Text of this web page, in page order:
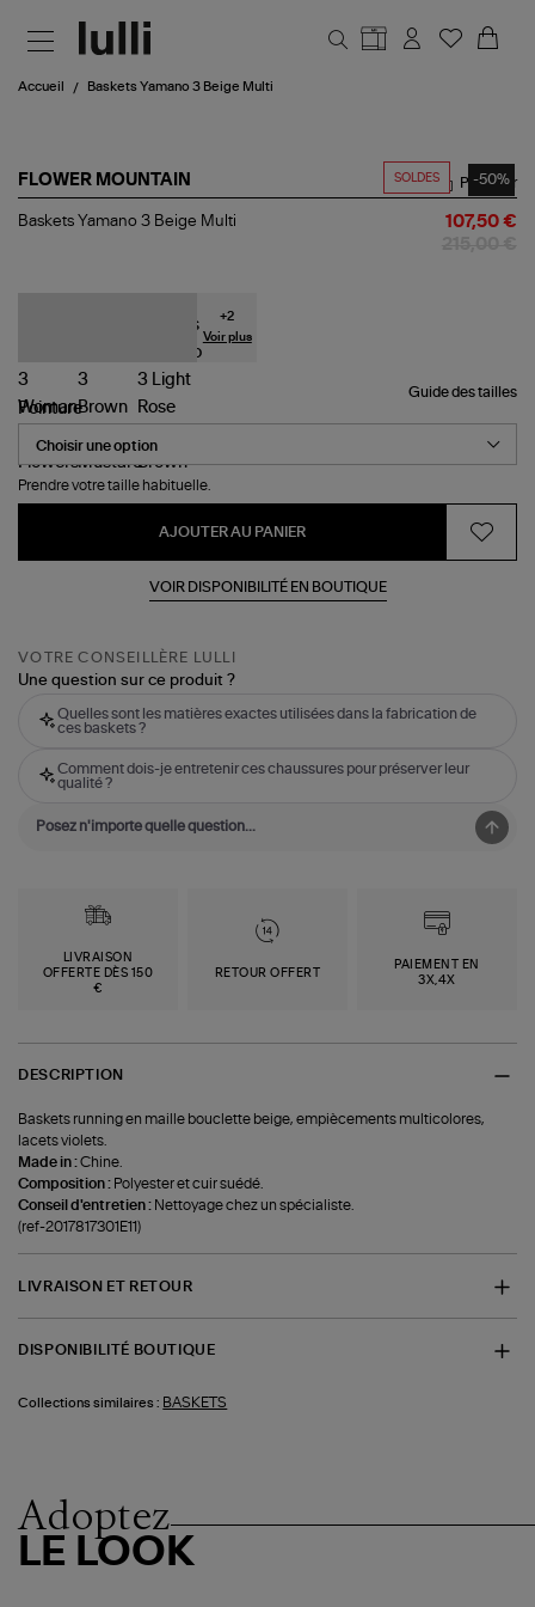
Accueil Baskets Yamano 3 Beige Multi
SOLDES -50%
FLOWER MOUNTAIN
Baskets
Partager
Baskets Yamano 3 Beige Multi 107,50 €
+2
Voir plus
Guide des tailles
Pointure
Prendre votre taille habituelle.
AJOUTER AU PANIER
VOIR DISPONIBILITÉ EN BOUTIQUE
VOTRE CONSEILLÈRE LULLI
Une question sur ce produit ?
Quelles sont les matières exactes utilisées dans la fabrication de
ces baskets ?
Comment dois-je entretenir ces chaussures pour préserver leur
qualité ?
LIVRAISON
OFFERTE DÈS 150
€
RETOUR OFFERT
PAIEMENT EN
3X,4X
DESCRIPTION
Baskets running en maille bouclette beige, empiècements multicolores,
lacets violets.
Made in :Chine.
Composition : Polyester et cuir suédé.
Conseil d'entretien : Nettoyage chez un spécialiste.
(ref-2017817301E11)
LIVRAISON ET RETOUR
DISPONIBILITÉ BOUTIQUE
Collections similaires : BASKETS
Adoptez
LE LOOK